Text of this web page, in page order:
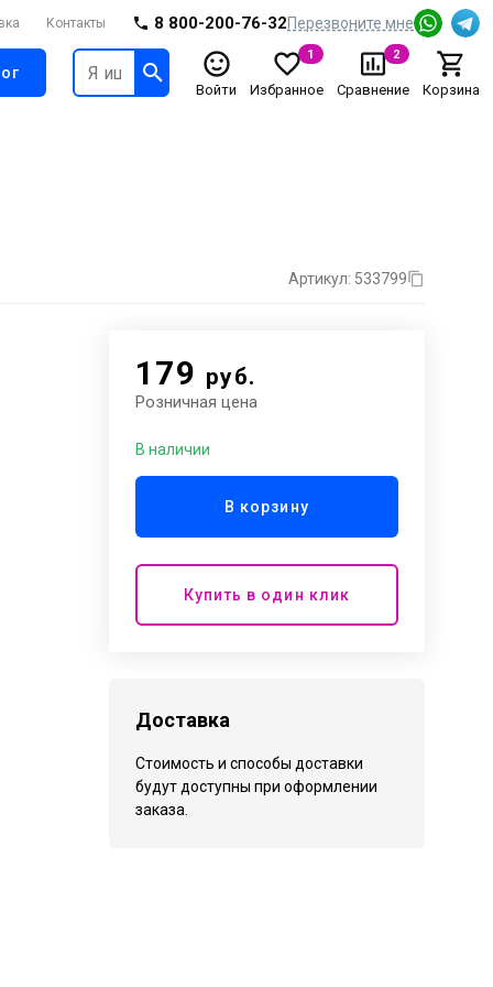
Контакты 8 800-200-76-32Перезвоните мне
Войти Избранное
1
Сравнение
2
Корзина
Артикул: 533799
179 руб.
Розничная цена
В наличии
В корзину
Купить в один клик
Доставка
Стоимость и способы доставки
будут доступны при оформлении
заказа.